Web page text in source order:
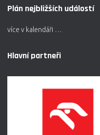
Plán nejbližších událostí
více v kalendáři …
Hlavní partneři